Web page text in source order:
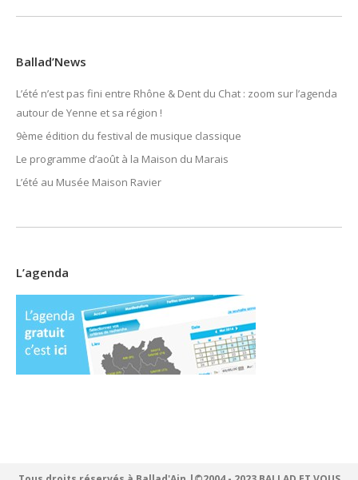
Ballad’News
L’été n’est pas fini entre Rhône & Dent du Chat : zoom sur l’agenda
autour de Yenne et sa région !
9ème édition du festival de musique classique
Le programme d’août à la Maison du Marais
L’été au Musée Maison Ravier
L’agenda